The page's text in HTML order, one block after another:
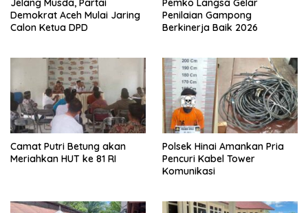
Jelang Musda, Partai
Demokrat Aceh Mulai Jaring
Calon Ketua DPD
Pemko Langsa Gelar
Penilaian Gampong
Berkinerja Baik 2026
Camat Putri Betung akan
Meriahkan HUT ke 81 RI
Polsek Hinai Amankan Pria
Pencuri Kabel Tower
Komunikasi